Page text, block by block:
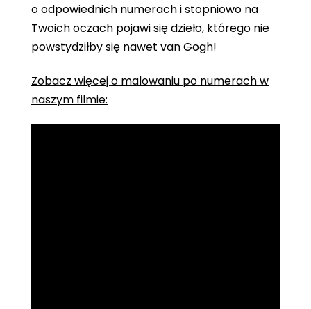
o odpowiednich numerach i stopniowo na
Twoich oczach pojawi się dzieło, którego nie
powstydziłby się nawet van Gogh!
Zobacz więcej o malowaniu po numerach w
naszym filmie: